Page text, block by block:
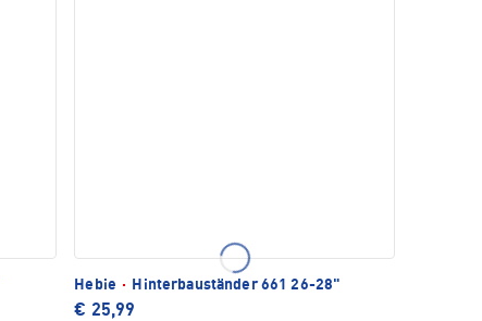
Hebie · Hinterbauständer 661 26-28"
€ 25,99